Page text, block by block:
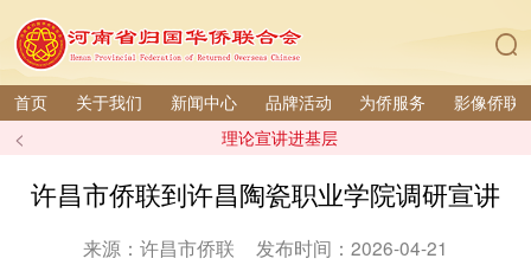
首页 关于我们 新闻中心 品牌活动 为侨服务 影像侨联
< 理论宣讲进基层
许昌市侨联到许昌陶瓷职业学院调研宣讲
来源：许昌市侨联 发布时间：2026-04-21